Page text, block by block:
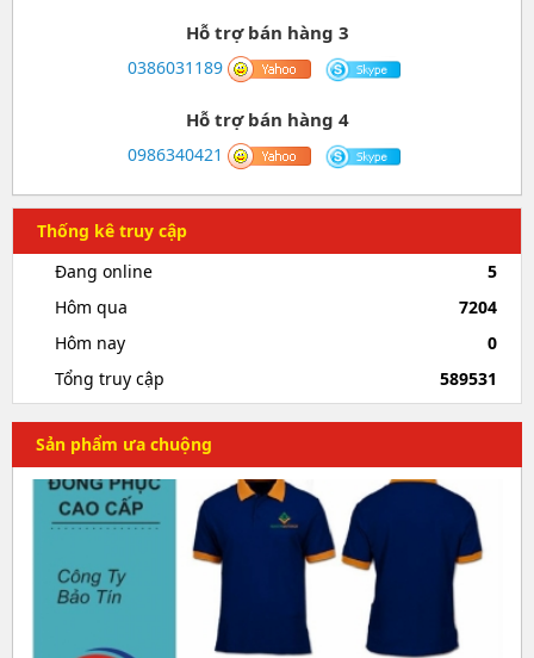
Hỗ trợ bán hàng 3
0386031189
Hỗ trợ bán hàng 4
0986340421
Thống kê truy cập
Đang online
5
Hôm qua
7204
Hôm nay
0
Tổng truy cập
589531
Sản phẩm ưa chuộng